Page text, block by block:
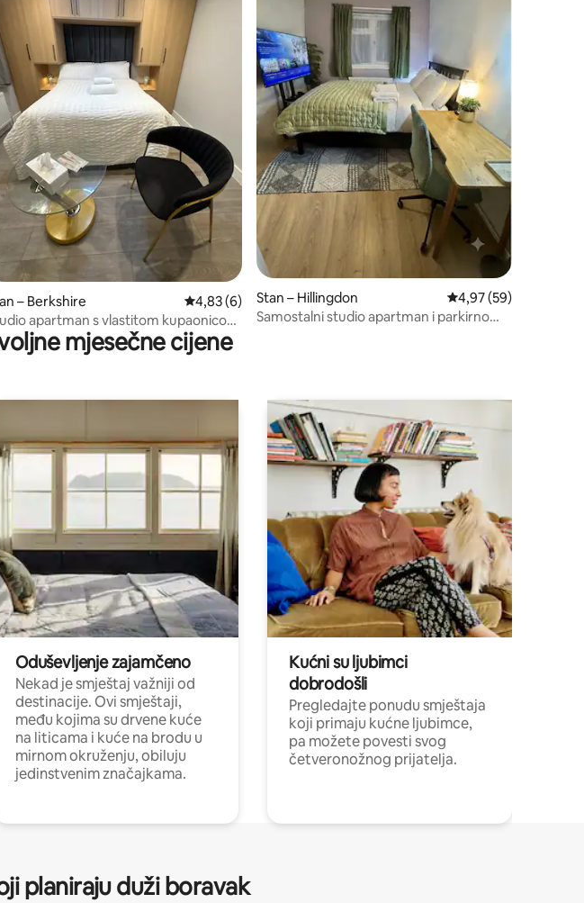
4,86/5, recenzija: 280
– Berkshire Prosječna ocjena: 4,83/5, recenzija: 6
4,83 (6)
apartman s vlastitom kupaonicom
Heathrowa, Windsora i središta
Stan – Hillingdon Prosječna ocjena:
4,97 (59)
Samostalni studio apartman i parkirno
mjesečne cijene
Oduševljenje zajamčeno
Nekad je smještaj važniji od
destinacije. Ovi smještaji,
među kojima su drvene kuće
na liticama i kuće na brodu u
mirnom okruženju, obiluju
jedinstvenim značajkama.
Kućni su ljubimci
dobrodošli
Pregledajte ponudu smještaja
koji primaju kućne ljubimce,
pa možete povesti svog
četveronožnog prijatelja.
planiraju duži boravak